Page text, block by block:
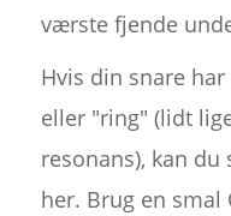
værste fjende
Hvis din snare
eller "ring" (lidt
resonans), kan
her. Brug en